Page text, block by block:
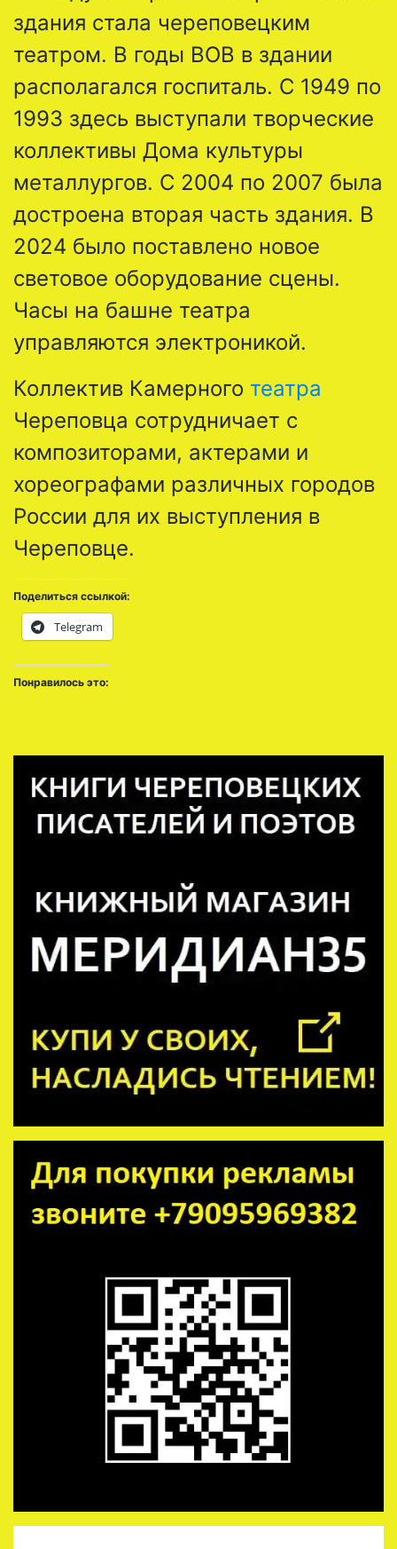
здания стала череповецким
театром. В годы ВОВ в здании
располагался госпиталь. С 1949 по
1993 здесь выступали творческие
коллективы Дома культуры
металлургов. С 2004 по 2007 была
достроена вторая часть здания. В
2024 было поставлено новое
световое оборудование сцены.
Часы на башне театра
управляются электроникой.
Коллектив Камерного театра
Череповца сотрудничает с
композиторами, актерами и
хореографами различных городов
России для их выступления в
Череповце.
Поделиться ссылкой:
Telegram
Понравилось это: